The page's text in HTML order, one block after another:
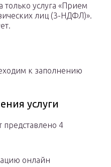
только услуга «Прием
лиц (3-НДФЛ)».
к заполнению
услуги
4
онлайн